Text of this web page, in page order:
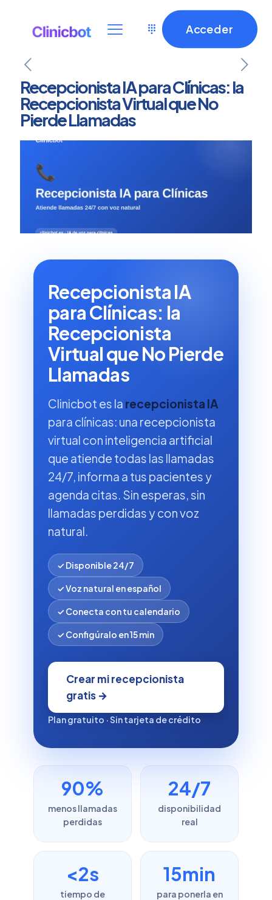
Acceder
Recepcionista IA para Clínicas: la
Recepcionista Virtual que No
Pierde Llamadas
Recepcionista IA
para Clínicas: la
Recepcionista
Virtual que No Pierde
Llamadas
Clinicbot es la recepcionista IA
para clínicas: una recepcionista
virtual con inteligencia artificial
que atiende todas las llamadas
24/7, informa a tus pacientes y
agenda citas. Sin esperas, sin
llamadas perdidas y con voz
natural.
✓ Disponible 24/7
✓ Voz natural en español
✓ Conecta con tu calendario
✓ Configúralo en 15 min
Crear mi recepcionista
gratis →
Plan gratuito · Sin tarjeta de crédito
90%
menos llamadas
perdidas
24/7
disponibilidad
real
<2s
tiempo de
15min
para ponerla en